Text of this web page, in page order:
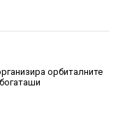
орбиталните